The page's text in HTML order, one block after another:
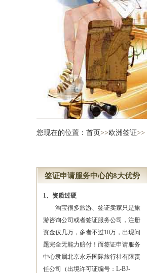
您现在的位置： 首页>>欧洲签证>>
签证申请服务中心的8大优势
1、资质过硬
淘宝很多旅游、签证卖家只是旅
游咨询公司或者签证服务公司，注册
资金仅几万，多者不过10万，出现问
题完全无能力赔付！而签证申请服务
中心隶属北京永乐国际旅行社有限责
任公司（出境许可证编号：L-BJ-